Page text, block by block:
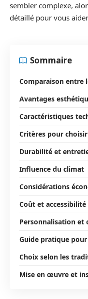
sembler complexe,
détaillé pour vous
Sommaire
Comparaison entre
Avantages
Caractéristiques
Critères pour
Durabilité et
Influence du climat
Considérations
Coût et accessibilité
Personnalisation et
Guide pratique
Choix selon les
Mise en œuvre et